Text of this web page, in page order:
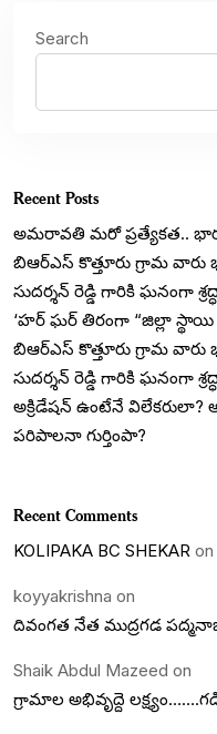
Search
Recent Posts
అమరావతి మరో ప్రత్యేకత..
బిఆర్ఎస్ కొత్తూరు గ్రామ వారు
సుదర్శన్ రెడ్డి గారికి ఘనంగా
‘హర్ ఘర్ తిరంగా “జిల్లా
బిఆర్ఎస్ కొత్తూరు గ్రామ వారు
సుదర్శన్ రెడ్డి గారికి ఘనంగా
అక్రిడేషన్ ఉంటేనే విలేకరులా?
పరిపాలనా గుర్తింపా?
Recent Comments
KOLIPAKA BC SHEKAR on
koyyakrishna on
దివంగత నేత ముద్రగడ
Shaik Abdul Mazeed on
గ్రామాల అభివృద్దె